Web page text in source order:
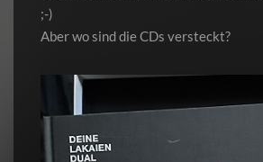
;-)
Aber wo sind die CDs versteckt?